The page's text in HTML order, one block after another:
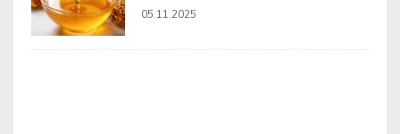
05.11.2025